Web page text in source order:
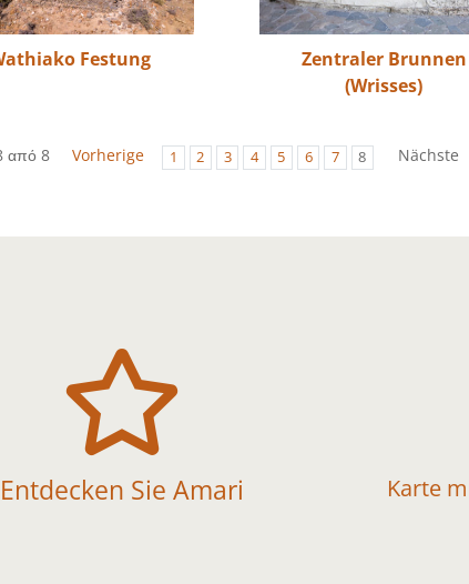
Festung
Zentraler Brunnen
(Wrisses)
από 8 Vorherige 1 2 3 4 5 6 7 8 Nächste

Entdecken Sie Amari Karte